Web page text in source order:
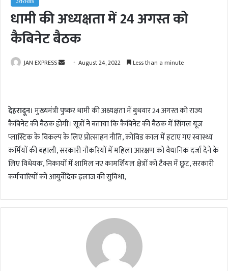
धामी की अध्यक्षता में 24 अगस्त को
कैबिनेट बैठक
JAN EXPRESS
a
n
e
m
a
i
August 24, 2022 Less than a minute
देहरादून। मुख्यमंत्री पुष्कर धामी की अध्यक्षता में बुधवार 24 अगस्त को राज्य
कैबिनेट की बैठक होगी। सूत्रों ने बताया कि कैबिनेट की बैठक में सिंगल यूज
प्लास्टिक के विकल्प के लिए प्रोत्साहन नीति, कोविड काल में हटाए गए स्वास्थ्य
कर्मियों की बहाली, सरकारी नौकरियों में महिला आरक्षण को वैधानिक दर्जा देने के
लिए विधेयक, निकायों में शामिल नए कामर्शियल क्षेत्रों को टैक्स में छूट, सरकारी
कर्मचारियों को आयुर्वेदिक इलाज की सुविधा,